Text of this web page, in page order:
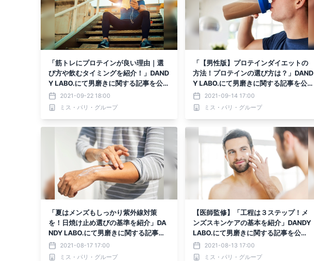
「筋トレにプロテインが良い理由｜選
び方や飲むタイミングを紹介！」DAND
Y LABO.にて男磨きに関する記事を公
開！2021-09-22 18:00
ミス・パリ・グループ
「【男性版】プロテインダイエットの
方法！プロテインの選び方は？」DAND
Y LABO.にて男磨きに関する記事を公
開！2021-09-14 17:00
ミス・パリ・グループ
「夏はメンズもしっかり紫外線対策
を！日焼け止め選びの基準を紹介」DA
NDY LABO.にて男磨きに関する記事を
公開！2021-08-17 17:00
ミス・パリ・グループ
【医師監修】「工程は３ステップ！メ
ンズスキンケアの基本を紹介」DANDY
LABO.にて男磨きに関する記事を公
開！2021-08-13 17:00
ミス・パリ・グループ